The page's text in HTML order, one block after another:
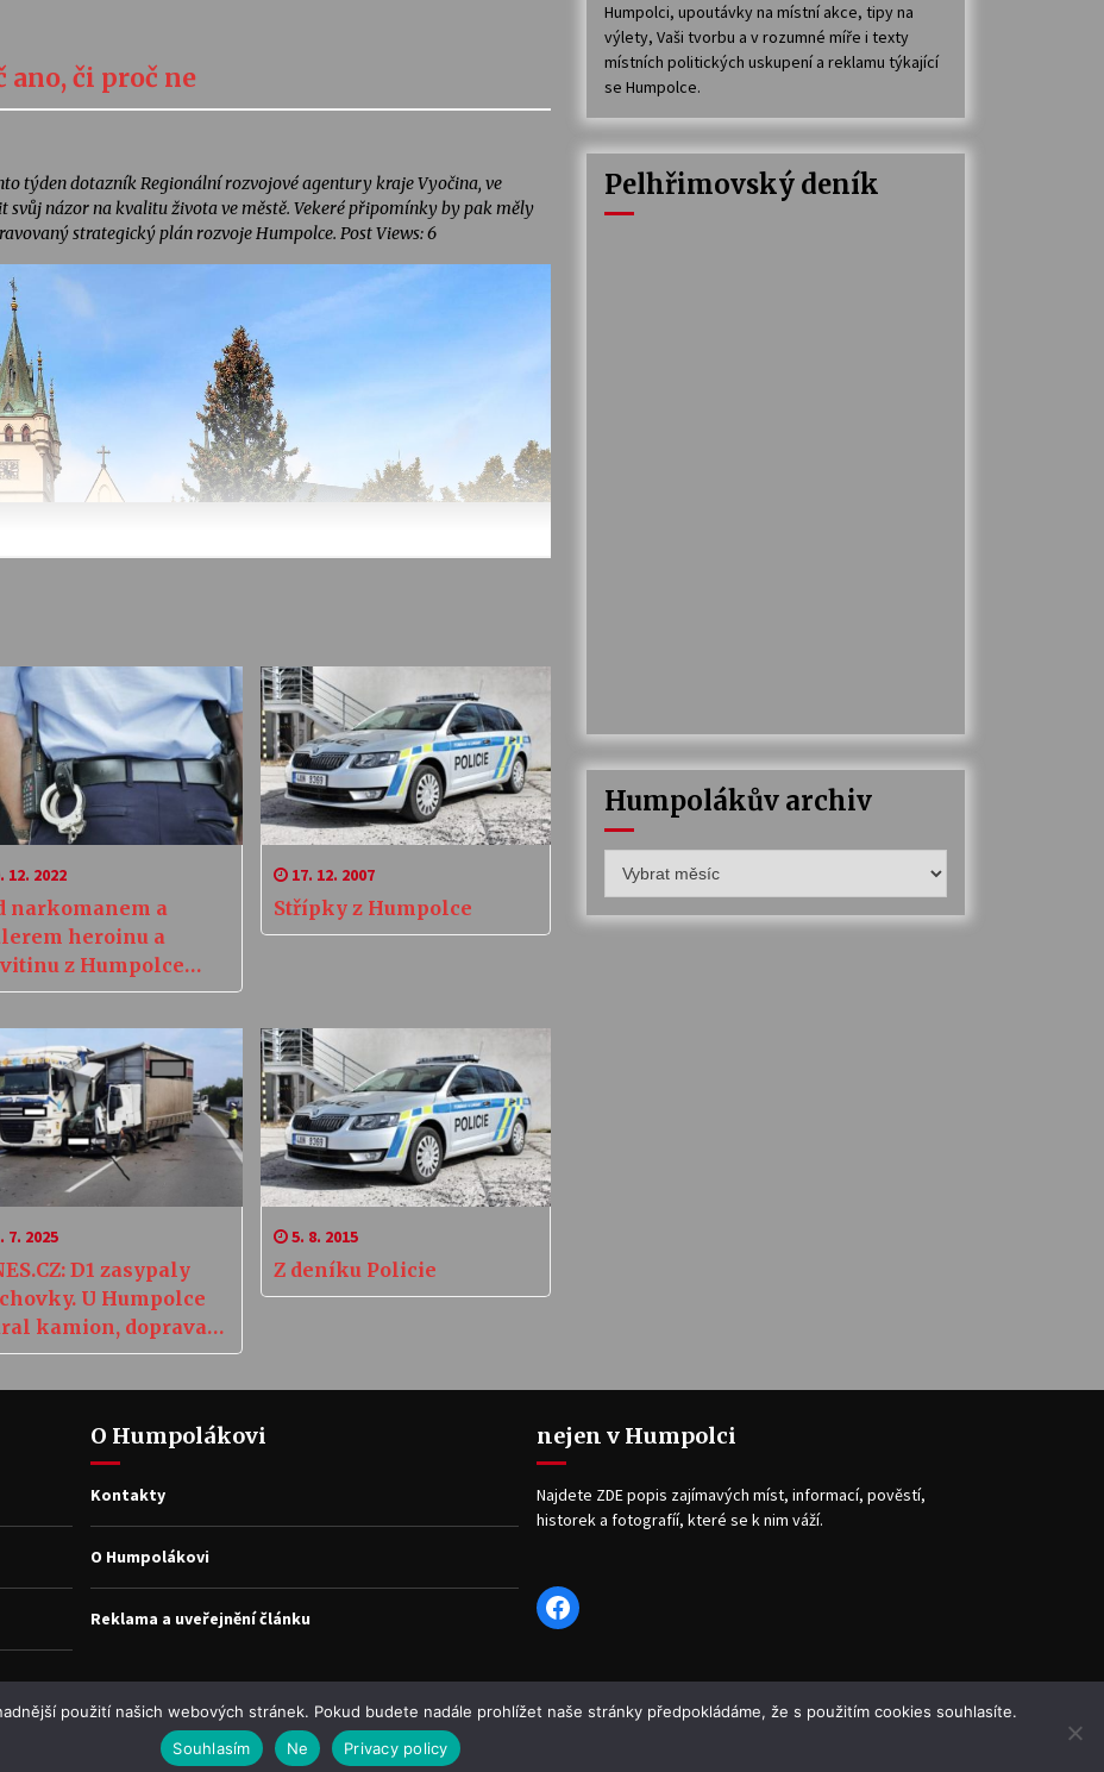
či proč ne
týden dotazník Regionální rozvojové agentury kraje Vyočina, ve
svůj názor na kvalitu života ve městě. Vekeré připomínky by pak měly
strategický plán rozvoje Humpolce. Post Views: 6
12. 2022
narkomanem a
heroinu a
z Humpolce
klec. Drogy prodal
než stokrát
17. 12. 2007
Střípky z Humpolce
7. 2025
D1 zasypaly
U Humpolce
kamion, doprava
5. 8. 2015
Z deníku Policie
Humpolci, upoutávky na místní akce, tipy na
výlety, Vaši tvorbu a v rozumné míře i texty
místních politických uskupení a reklamu týkající
se Humpolce.
Pelhřimovský deník
Humpolákův archiv
archiv
O Humpolákovi
Kontakty
O Humpolákovi
Reklama a uveřejnění článku
nejen v Humpolci
Najdete ZDE popis zajímavých míst, informací, pověstí,
historek a fotografíí, které se k nim váží.
Facebook
použití našich webových stránek. Pokud budete nadále prohlížet naše stránky předpokládáme, že s použitím cookies souhlasíte.
Souhlasím
Ne Privacy policy